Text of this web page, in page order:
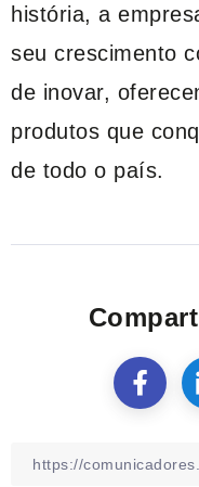
história, a
seu crescimento
de inovar,
produtos que
de todo o país.